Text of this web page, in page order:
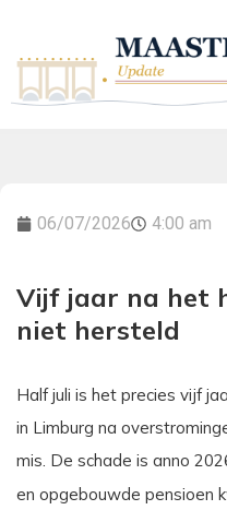
06/07/2026 4:00 am
Vijf jaar na het
niet hersteld
Half juli is het precies vijf
in Limburg na
mis. De schade is anno
en opgebouwde pensioen